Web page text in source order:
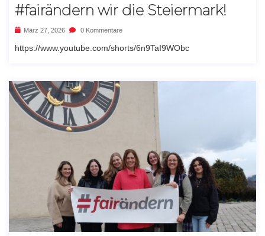
#fairändern wir die Steiermark!
März 27, 2026 0 Kommentare
https://www.youtube.com/shorts/6n9TaI9WObc